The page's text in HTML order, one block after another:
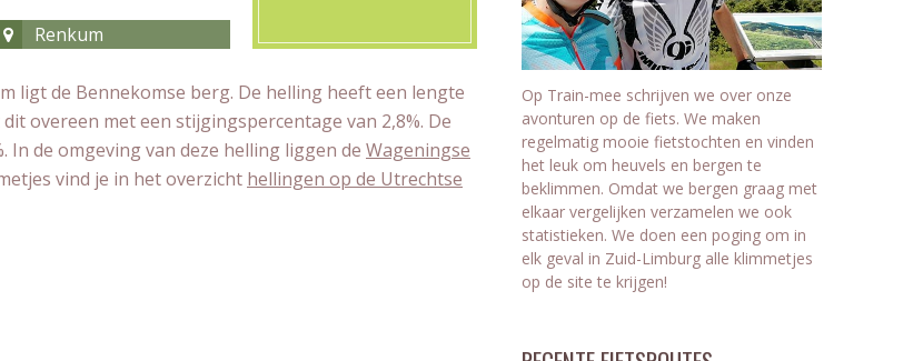
Renkum
ligt de Bennekomse berg. De helling heeft een lengte
overeen met een stijgingspercentage van 2,8%. De
de omgeving van deze helling liggen de Wageningse
vind je in het overzicht hellingen op de Utrechtse
Op Train-mee schrijven we over onze
avonturen op de fiets. We maken
regelmatig mooie fietstochten en vinden
het leuk om heuvels en bergen te
beklimmen. Omdat we bergen graag met
elkaar vergelijken verzamelen we ook
statistieken. We doen een poging om in
elk geval in Zuid-Limburg alle klimmetjes
op de site te krijgen!